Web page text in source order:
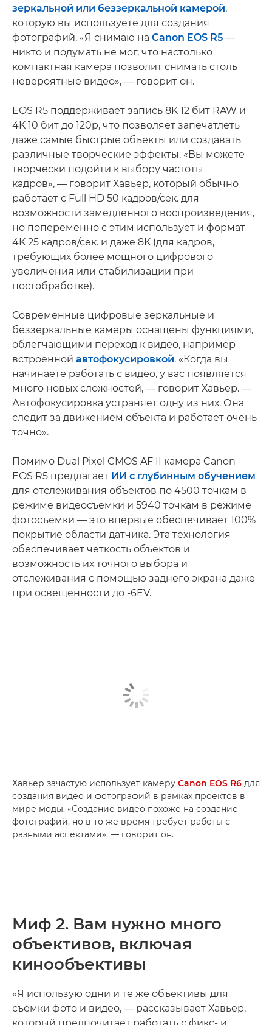
зеркальной или беззеркальной камерой,
которую вы используете для создания
фотографий. «Я снимаю на Canon EOS R5 —
никто и подумать не мог, что настолько
компактная камера позволит снимать столь
невероятные видео», — говорит он.
EOS R5 поддерживает запись 8K 12 бит RAW и
4K 10 бит до 120p, что позволяет запечатлеть
даже самые быстрые объекты или создавать
различные творческие эффекты. «Вы можете
творчески подойти к выбору частоты
кадров», — говорит Хавьер, который обычно
работает с Full HD 50 кадров/сек. для
возможности замедленного воспроизведения,
но попеременно с этим использует и формат
4K 25 кадров/сек. и даже 8K (для кадров,
требующих более мощного цифрового
увеличения или стабилизации при
постобработке).
Современные цифровые зеркальные и
беззеркальные камеры оснащены функциями,
облегчающими переход к видео, например
встроенной автофокусировкой. «Когда вы
начинаете работать с видео, у вас появляется
много новых сложностей, — говорит Хавьер. —
Автофокусировка устраняет одну из них. Она
следит за движением объекта и работает очень
точно».
Помимо Dual Pixel CMOS AF II камера Canon
EOS R5 предлагает ИИ с глубинным обучением
для отслеживания объектов по 4500 точкам в
режиме видеосъемки и 5940 точкам в режиме
фотосъемки — это впервые обеспечивает 100%
покрытие области датчика. Эта технология
обеспечивает четкость объектов и
возможность их точного выбора и
отслеживания с помощью заднего экрана даже
при освещенности до -6EV.
Хавьер зачастую использует камеру Canon EOS R6 для
создания видео и фотографий в рамках проектов в
мире моды. «Создание видео похоже на создание
фотографий, но в то же время требует работы с
разными аспектами», — говорит он.
Миф 2. Вам нужно много
объективов, включая
кинообъективы
«Я использую одни и те же объективы для
съемки фото и видео, — рассказывает Хавьер,
который предпочитает работать с фикс- и